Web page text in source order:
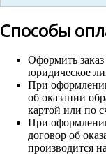
Способы
Оформить
юридическое
При
об оказании
картой или по
При
договор об
производится